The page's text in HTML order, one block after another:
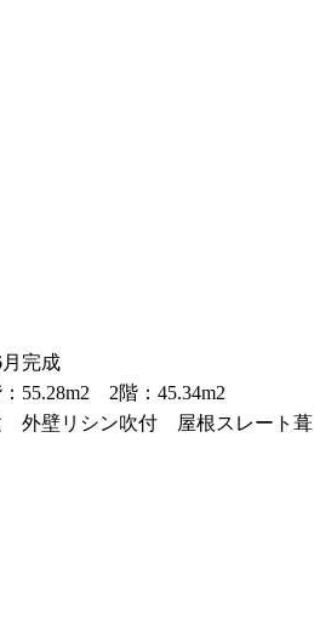
完成
55.28m2 2階：45.34m2
外壁リシン吹付 屋根スレート葺